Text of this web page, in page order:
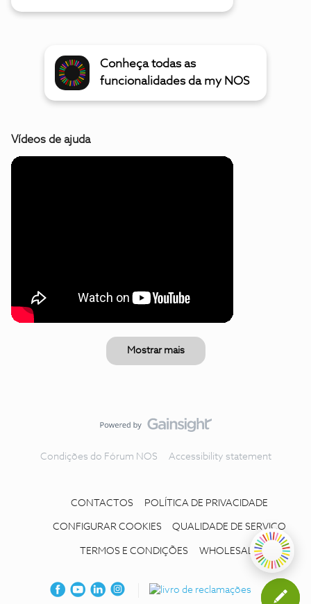
Conheça todas as
funcionalidades da my NOS
Vídeos de ajuda
Mostrar mais
Condições do Fórum NOS Accessibility statement
CONTACTOS POLÍTICA DE PRIVACIDADE
CONFIGURAR COOKIES QUALIDADE DE SERVIÇO
TERMOS E CONDIÇÕES WHOLESALE